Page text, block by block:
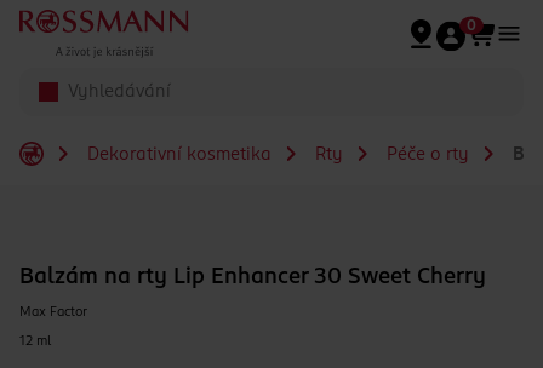
Přeskočit na hlavmní obsah
0
Dekorativní kosmetika Rty Péče o rty
Balzám na rty Lip Enhancer 30 Sweet Cherry
Max Factor
12 ml